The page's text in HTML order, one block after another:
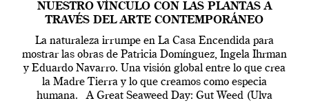
NUESTRO VÍNCULO CON LAS PLANTAS A
TRAVÉS DEL ARTE CONTEMPORÁNEO
La naturaleza irrumpe en La Casa Encendida para
mostrar las obras de Patricia Domínguez, Ingela Ihrman
y Eduardo Navarro. Una visión global entre lo que crea
la Madre Tierra y lo que creamos como especia
humana. A Great Seaweed Day: Gut Weed (Ulva